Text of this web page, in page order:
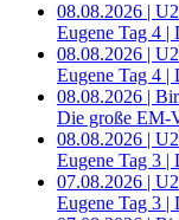
08.08.2026 |
Eugene Tag 4 |
08.08.2026 |
Eugene Tag 4 |
08.08.2026 |
Die große EM-
08.08.2026 |
Eugene Tag 3 |
07.08.2026 |
Eugene Tag 3 |